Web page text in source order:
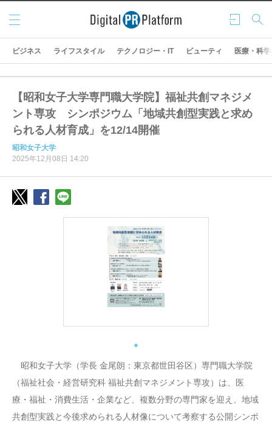
ログ
イン
検索
メニ
ュー
ビジネス ライフスタイル テクノロジー・IT ビューティ 医療・科学
【昭和女子大学専門職大学院】福祉共創マネジメ
ント専攻 シンポジウム「地域共創型実践と求め
られる人材育成」を12/14開催
昭和女子大学
2025年12月08日 14:20
昭和女子大学（学長 金尾朗：東京都世田谷区）専門職大学院
（福祉社会・経営研究科 福祉共創マネジメント専攻）は、医
療・福祉・消費生活・企業など、複数分野の専門家を迎え、地域
共創型実践と今後求められる人材像について考察する公開シンポ